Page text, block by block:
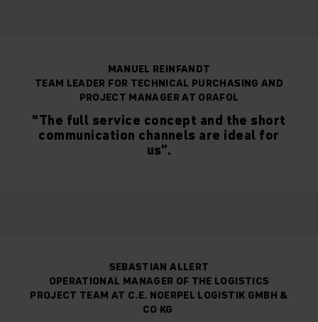
MANUEL REINFANDT
TEAM LEADER FOR TECHNICAL PURCHASING AND
PROJECT MANAGER AT ORAFOL
"The full service concept and the short
communication channels are ideal for
us”.
SEBASTIAN ALLERT
OPERATIONAL MANAGER OF THE LOGISTICS
PROJECT TEAM AT C.E. NOERPEL LOGISTIK GMBH &
CO KG